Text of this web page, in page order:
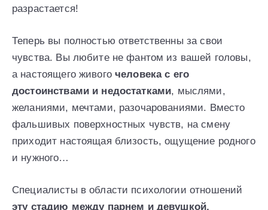
разрастается!
Теперь вы полностью ответственны за свои
чувства. Вы любите не фантом из вашей головы,
а настоящего живого человека с его
достоинствами и недостатками, мыслями,
желаниями, мечтами, разочарованиями. Вместо
фальшивых поверхностных чувств, на смену
приходит настоящая близость, ощущение родного
и нужного…
Специалисты в области психологии отношений
эту стадию между парнем и девушкой,